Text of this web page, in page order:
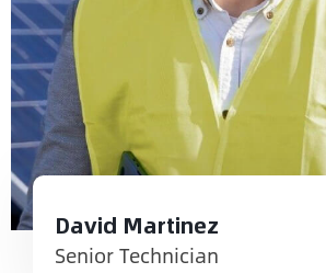
David Martinez
Senior Technician